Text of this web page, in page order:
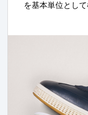
を基本単位とし